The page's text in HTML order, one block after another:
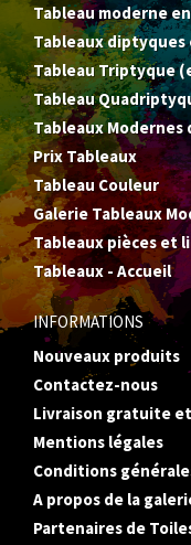
Tableau moderne
Tableaux diptyques
Tableau Triptyque
Tableau
Tableaux
Prix Tableaux
Tableau Couleur
Galerie Tableaux
Tableaux pièces et
Tableaux - Accueil
INFORMATIONS
Nouveaux produits
Contactez-nous
Livraison gratuite
Mentions légales
Conditions
A propos de la
Partenaires de